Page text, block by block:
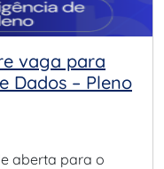
vaga para
Dados – Pleno
aberta para o